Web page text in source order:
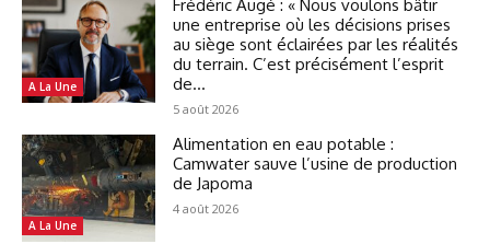
A La Une
Frédéric Augé : « Nous voulons bâtir
une entreprise où les décisions prises
au siège sont éclairées par les réalités
du terrain. C’est précisément l’esprit
de...
5 août 2026
A La Une
Alimentation en eau potable :
Camwater sauve l’usine de production
de Japoma
4 août 2026